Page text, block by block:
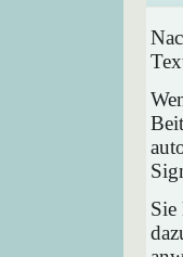
Sie